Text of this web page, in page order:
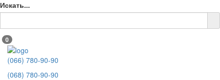
Искать...
0
(066) 780-90-90
(068) 780-90-90